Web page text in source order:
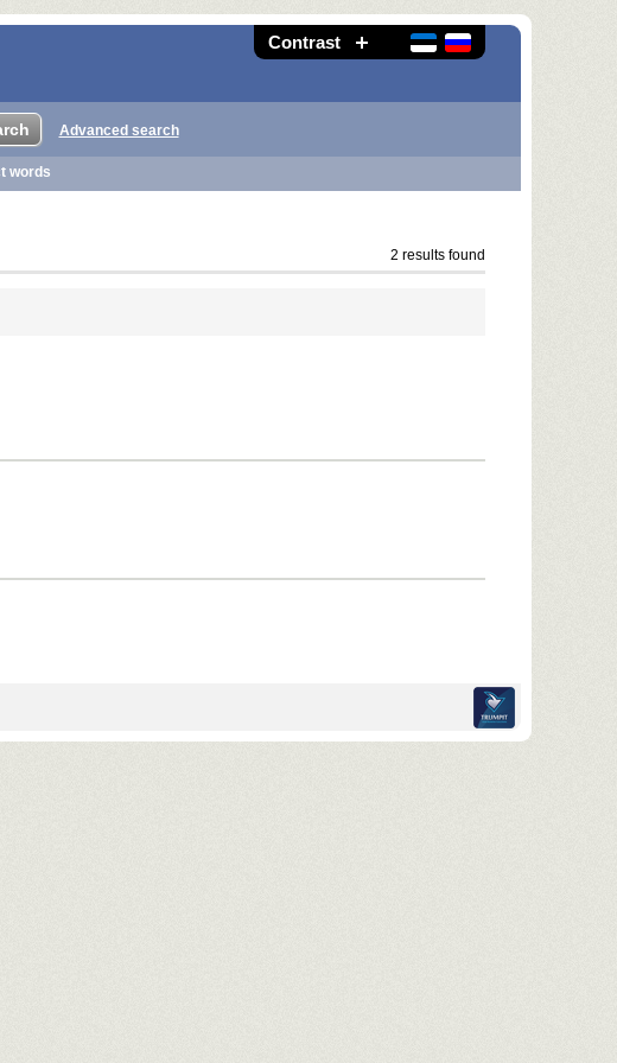
Contrast
Advanced search
words
2 results found